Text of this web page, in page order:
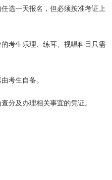
一天报名，但必须按准考证上
考生乐理、练耳、视唱科目只需
考生自备。
及办理相关事宜的凭证。